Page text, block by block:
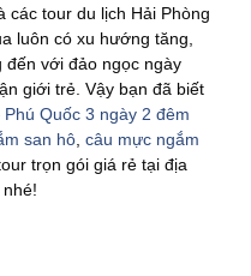
các tour du lịch Hải Phòng
luôn có xu hướng tăng,
đến với đảo ngọc ngày
giới trẻ. Vậy bạn đã biết
Quốc 3 ngày 2 đêm
san hô, câu mực ngắm
trọn gói giá rẻ tại địa
nhé!